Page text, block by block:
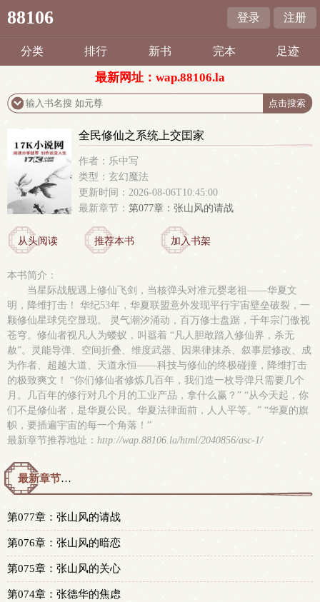
88106 登录 注册
分类 排行 新书 完本 足迹
最新网址：wap.88106.la
全民修仙之系统上交囯家
作者：乐中写
类型：玄幻魔法
更新时间：2026-08-06T10:45:00
最新章节： 第077章：张山风的请战
从头阅读 推荐本书 加入书架
本书简介：
当星际战舰遇上修仙飞剑，当核弹头对准元婴老祖——华夏文
明，降维打击！ 华纪53年，华夏联盟意外发现平行宇宙壁垒破裂，一
颗修仙星球凭空显现。 灵气潮汐涌动，百万修士盘踞，千年宗门傲视
苍穹。修仙者视凡人为蝼蚁，叫嚣着 “凡人胆敢踏入修仙界，杀无
赦”。灵能导弹、空间折叠、维度武器、因果律抹杀、叙事层修改、成
为作者、超越大道、天道永恒——科技与修仙的终极碰撞，降维打击
的极致爽文！ “你们修仙者修炼几百年，我们造一枚导弹只需要几个
月。几百年的修行对几个月的工业产品，拿什么赢？” “从今天起，你
们不是修仙者，是华夏公民。华夏法律面前，人人平等。” “华夏的旗
帜，要插遍宇宙的每一个角落！”
最新章节推荐地址： http://wap.88106.la/html/2040856/asc-1/
最新章节预览 更新时间：2026-08-06T10:45:00
第077章：张山风的请战
第076章：张山风的暗恋
第075章：张山风的关心
第074章：张德华的焦虑